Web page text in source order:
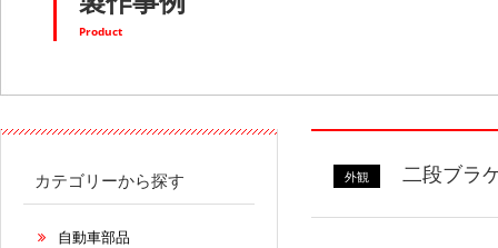
Product
外観 二段ブラ
カテゴリーから探す
自動車部品